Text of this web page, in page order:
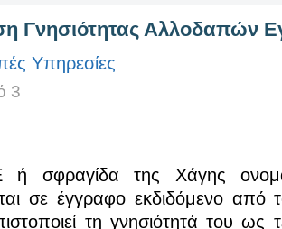
Γνησιότητας Αλλοδαπών
Υπηρεσίες
3
ή σφραγίδα της Χάγης
σε έγγραφο εκδιδόμενο από
τη γνησιότητά του ως